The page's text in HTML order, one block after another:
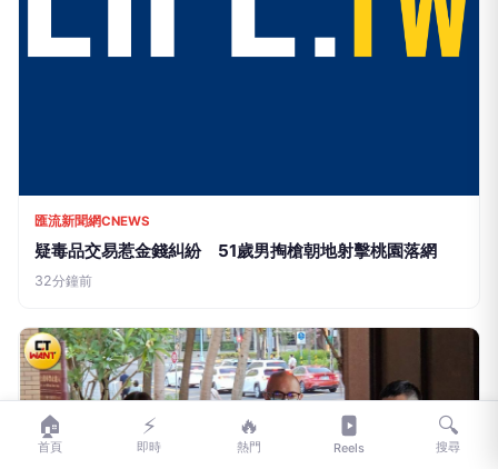
🏠
首頁
⚡
即時
🔥
熱門 Reels
🔍
搜尋